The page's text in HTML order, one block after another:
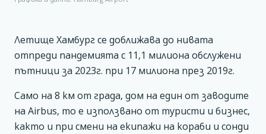
Летище Хамбург се доближава до нивата
отпреди пандемията с 11,1 милиона обслужени
пътници за 2023г. при 17 милиона през 2019г.
Само на 8 км от града, дом на един от заводите
на Airbus, то е използвано от туристи и бизнес,
както и при смени на екипажи на кораби и сонди